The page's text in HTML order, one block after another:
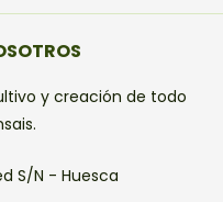
y creación de todo
S/N - Huesca